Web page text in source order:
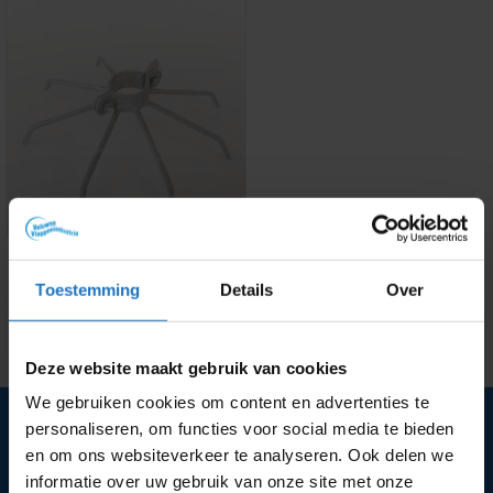
Toestemming Details Over
Deze website maakt gebruik van cookies
We gebruiken cookies om content en advertenties te
personaliseren, om functies voor social media te bieden
en om ons websiteverkeer te analyseren. Ook delen we
informatie over uw gebruik van onze site met onze
Stormvast mastkrans
€47.80 - €61.11Prijsklasse:
€61.11
Contact opnemen
Zo bereik je ons.